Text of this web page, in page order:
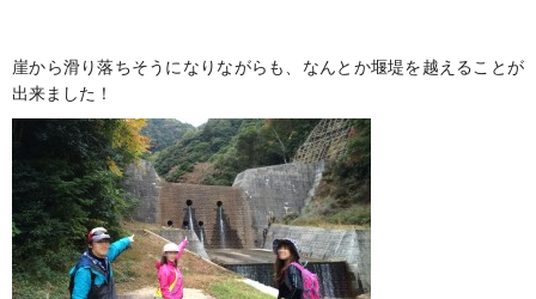
崖から滑り落ちそうになりながらも、なんとか堰堤を越えることが
出来ました！